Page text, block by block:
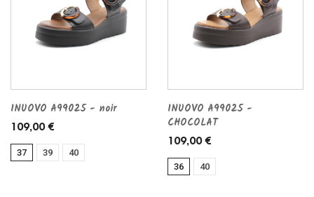
INUOVO A99025 - noir
109,00 €
37 39 40
INUOVO A99025 -
CHOCOLAT
109,00 €
36 40